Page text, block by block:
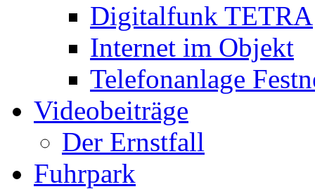
Digitalfunk TETRA
Internet im Objekt
Telefonanlage
Videobeiträge
Der Ernstfall
Fuhrpark